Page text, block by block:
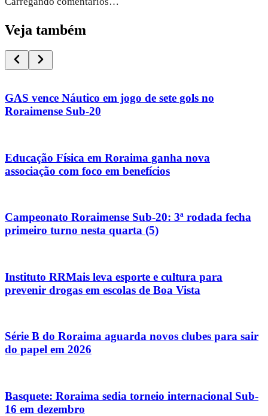
Veja também
GAS vence Náutico em jogo de sete gols no
Roraimense Sub-20
Educação Física em Roraima ganha nova
associação com foco em benefícios
Campeonato Roraimense Sub-20: 3ª rodada fecha
primeiro turno nesta quarta (5)
Instituto RRMais leva esporte e cultura para
prevenir drogas em escolas de Boa Vista
Série B do Roraima aguarda novos clubes para sair
do papel em 2026
Basquete: Roraima sedia torneio internacional Sub-
16 em dezembro